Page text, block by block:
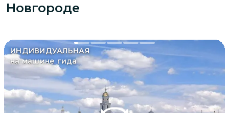
Новгороде
ИНДИВИДУАЛЬНАЯ
на машине гида